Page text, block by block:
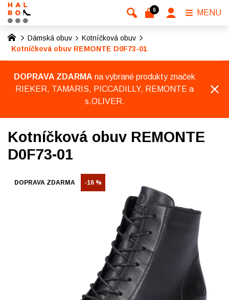
Dámská obuv
Kotníčková obuv
Kotníčková obuv REMONTE D0F73-01
DOPRAVA ZDARMA na vybrané produkty značek
RIEKER, TAMARIS, PICCADILLY, REMONTE a
s.OLIVER.
Kotníčková obuv REMONTE
D0F73-01
DOPRAVA ZDARMA -16 %
0 MENU